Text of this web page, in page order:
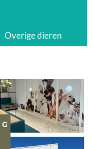
Overige dieren